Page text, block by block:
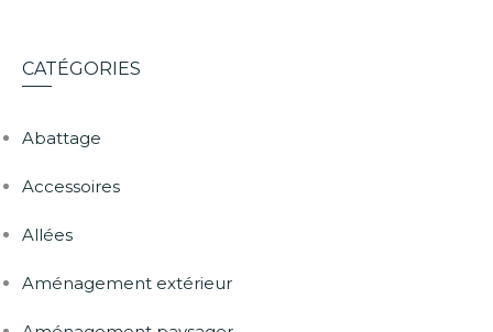
CATÉGORIES
Abattage
Accessoires
Allées
Aménagement extérieur